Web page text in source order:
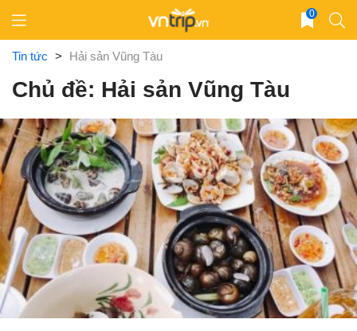
content
0
Tin tức > Hải sản Vũng Tàu
Chủ đề: Hải sản Vũng Tàu